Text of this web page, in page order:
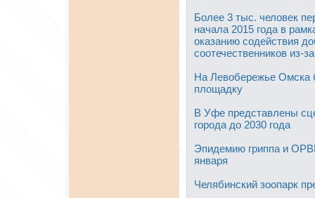
Более 3 тыс. человек
начала 2015 года в
оказанию содействия
соотечественников из-
На Левобережье Омска
площадку
В Уфе представлены
города до 2030 года
Эпидемию гриппа и
января
Челябинский зоопарк